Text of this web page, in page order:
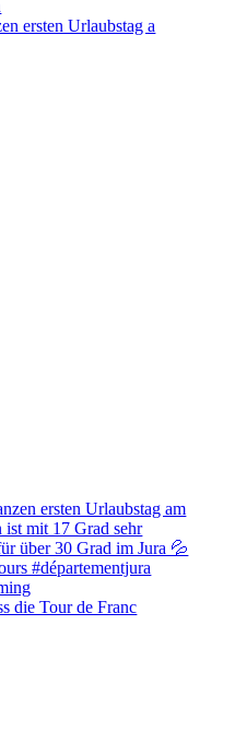
ersten Urlaubstag a
die Tour de Franc